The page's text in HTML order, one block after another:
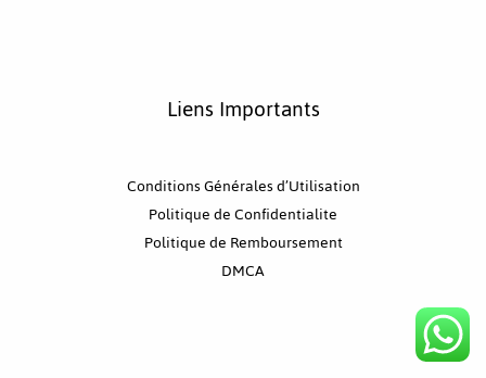
Liens Importants
Conditions Générales d’Utilisation
Politique de Confidentialite
Politique de Remboursement
DMCA